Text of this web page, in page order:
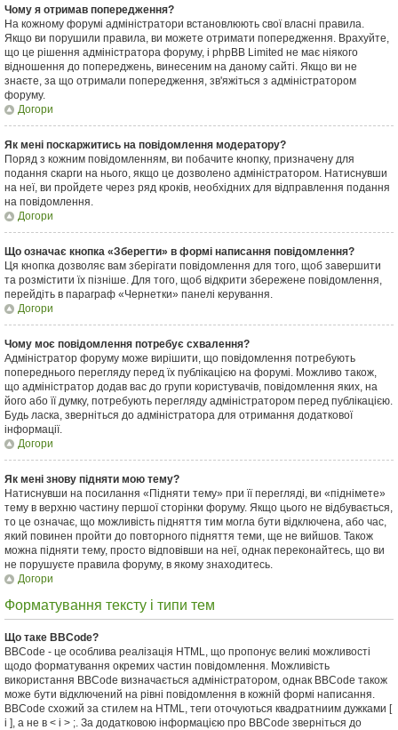
Чому я отримав попередження?
На кожному форумі адміністратори встановлюють свої власні правила.
Якщо ви порушили правила, ви можете отримати попередження. Врахуйте,
що це рішення адміністратора форуму, і phpBB Limited не має ніякого
відношення до попереджень, винесеним на даному сайті. Якщо ви не
знаєте, за що отримали попередження, зв'яжіться з адміністратором
форуму.
Догори
Як мені поскаржитись на повідомлення модератору?
Поряд з кожним повідомленням, ви побачите кнопку, призначену для
подання скарги на нього, якщо це дозволено адміністратором. Натиснувши
на неї, ви пройдете через ряд кроків, необхідних для відправлення подання
на повідомлення.
Догори
Що означає кнопка «Зберегти» в формі написання повідомлення?
Ця кнопка дозволяє вам зберігати повідомлення для того, щоб завершити
та розмістити їх пізніше. Для того, щоб відкрити збережене повідомлення,
перейдіть в параграф «Чернетки» панелі керування.
Догори
Чому моє повідомлення потребує схвалення?
Адміністратор форуму може вирішити, що повідомлення потребують
попереднього перегляду перед їх публікацією на форумі. Можливо також,
що адміністратор додав вас до групи користувачів, повідомлення яких, на
його або її думку, потребують перегляду адміністратором перед публікацією.
Будь ласка, зверніться до адміністратора для отримання додаткової
інформації.
Догори
Як мені знову підняти мою тему?
Натиснувши на посилання «Підняти тему» при її перегляді, ви «піднімете»
тему в верхню частину першої сторінки форуму. Якщо цього не відбувається,
то це означає, що можливість підняття тим могла бути відключена, або час,
який повинен пройти до повторного підняття теми, ще не вийшов. Також
можна підняти тему, просто відповівши на неї, однак переконайтесь, що ви
не порушуєте правила форуму, в якому знаходитесь.
Догори
Форматування тексту і типи тем
Що таке BBCode?
BBCode - це особлива реалізація HTML, що пропонує великі можливості
щодо форматування окремих частин повідомлення. Можливість
використання BBCode визначається адміністратором, однак BBCode також
може бути відключений на рівні повідомлення в кожній формі написання.
BBCode схожий за стилем на HTML, теги оточуються квадратниим дужками [
і ], а не в < і > ;. За додатковою інформацією про BBCode зверніться до